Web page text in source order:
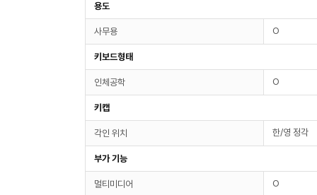
용도
사무용 O
키보드형태
인체공학 O
키캡
각인 위치 한/영 정각
부가 기능
멀티미디어 O